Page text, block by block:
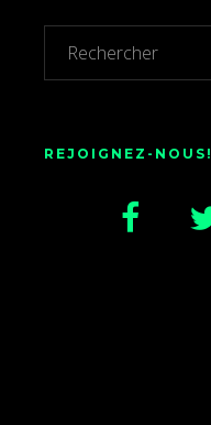
REJOIGNEZ-NOUS!